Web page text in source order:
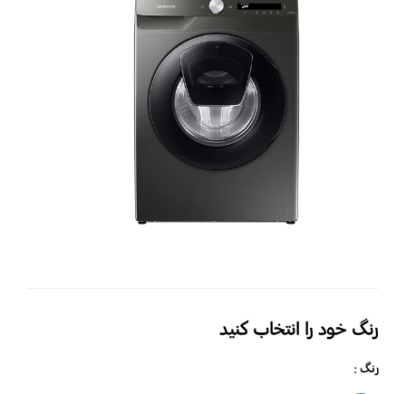
رنگ خود را انتخاب کنید
رنگ :